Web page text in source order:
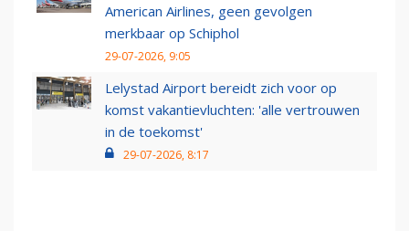
American Airlines, geen gevolgen
merkbaar op Schiphol
29-07-2026, 9:05
Lelystad Airport bereidt zich voor op
komst vakantievluchten: 'alle vertrouwen
in de toekomst'
29-07-2026, 8:17